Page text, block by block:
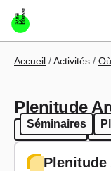
Aller au contenu
Fil d'Ariane
Accueil Activités
Plenitude
Séminaires
Séminaires
Plenitude